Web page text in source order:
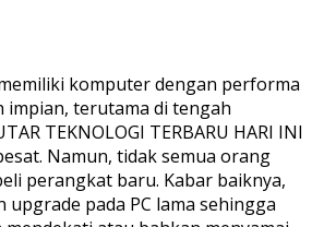
komputer dengan performa
impian, terutama di tengah
TEKNOLOGI TERBARU HARI INI
Namun, tidak semua orang
perangkat baru. Kabar baiknya,
upgrade pada PC lama sehingga